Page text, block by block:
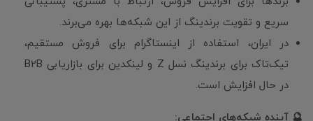
سریع و تقویت برندینگ از این شبکه‌ها بهره می‌برند.
در ایران، استفاده از اینستاگرام برای فروش مستقیم،
تیک‌تاک برای برندینگ نسل Z و لینکدین برای بازاریابی B2B
در حال افزایش است.
🔮 آینده شبکه‌های اجتماعی: